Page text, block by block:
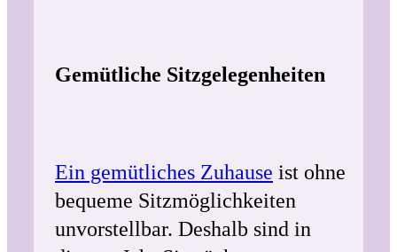
Gemütliche Sitzgelegenheiten
Ein gemütliches Zuhause ist ohne
bequeme Sitzmöglichkeiten
unvorstellbar. Deshalb sind in